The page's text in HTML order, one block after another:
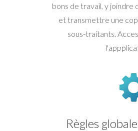
bons de travail, y joindre
et transmettre une
sous-traitants.
Règles